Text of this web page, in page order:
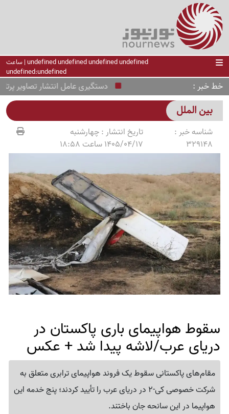
undefined undefined undefined undefined | ساعت
undefined:undefined
خط خبر دستگیری عامل انتشار تصاویر پرتاب
بین الملل
شناسه خبر :
329148
تاریخ انتشار :چهارشنبه
1405/04/17 ساعت 18:58
سقوط هواپیمای باری پاکستان در
دریای عرب/لاشه پیدا شد + عکس
مقام‌های پاکستانی سقوط یک فروند هواپیمای ترابری متعلق به
شرکت خصوصی کی-2 در دریای عرب را تأیید کردند؛ پنج خدمه این
هواپیما در این سانحه جان باختند.